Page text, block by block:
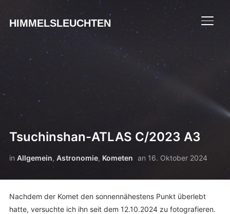
HIMMELSLEUCHTEN
Tsuchinshan-ATLAS C/2023 A3
in Allgemein, Astronomie, Kometen an 16. Oktober 2024
Nachdem der Komet den sonnennähestens Punkt überlebt
hatte, versuchte ich ihn seit dem 12.10.2024 zu fotografieren.